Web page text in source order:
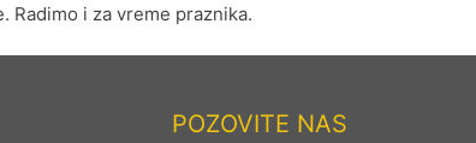
Radimo i za vreme praznika.
POZOVITE NAS